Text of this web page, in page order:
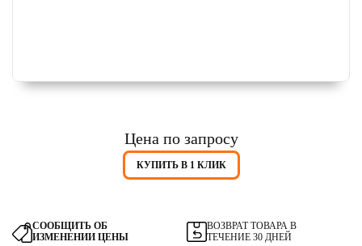
Цена по запросу
КУПИТЬ В 1 КЛИК
СООБЩИТЬ ОБ
ИЗМЕНЕНИИ ЦЕНЫ
ВОЗВРАТ ТОВАРА В
ТЕЧЕНИЕ 30 ДНЕЙ